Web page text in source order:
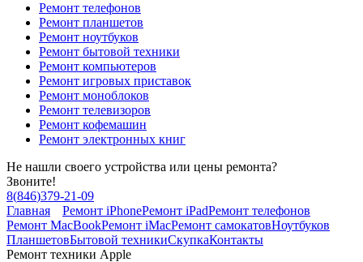
Ремонт телефонов
Ремонт планшетов
Ремонт ноутбуков
Ремонт бытовой техники
Ремонт компьютеров
Ремонт игровых приставок
Ремонт моноблоков
Ремонт телевизоров
Ремонт кофемашин
Ремонт электронных книг
Не нашли своего устройства или цены ремонта?
Звоните!
8(846)379-21-09
Главная
Ремонт iPhoneРемонт iPadРемонт телефонов
Ремонт MacBookРемонт iMacРемонт самокатовНоутбуков
ПланшетовБытовой техникиСкупкаКонтакты
Ремонт техники Apple